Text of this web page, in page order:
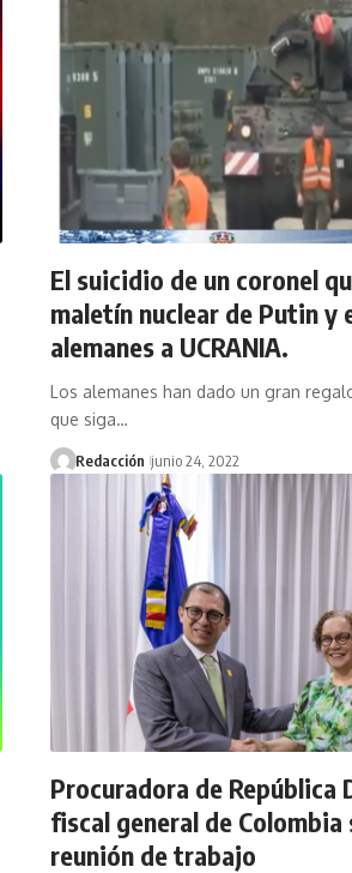
El suicidio de un coronel
maletín nuclear de Putin y
alemanes a UCRANIA.
Los alemanes han dado un gran
que siga…
Redacción junio 24, 2022
Procuradora de República
fiscal general de
reunión de trabajo